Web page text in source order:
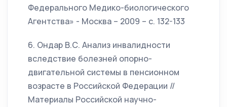
Федерального Медико-биологического
Агентства» - Москва – 2009 – с. 132-133
6. Ондар В.С. Анализ инвалидности
вследствие болезней опорно-
двигательной системы в пенсионном
возрасте в Российской Федерации //
Материалы Российской научно-